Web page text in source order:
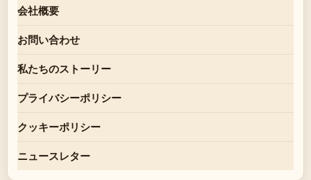
会社概要
お問い合わせ
私たちのストーリー
プライバシーポリシー
クッキーポリシー
ニュースレター